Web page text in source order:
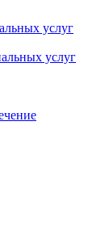
услуг
услуг